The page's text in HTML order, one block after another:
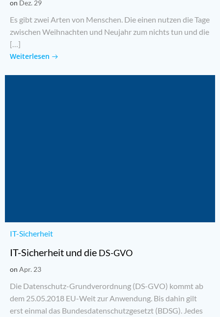
on Dez. 29
Es gibt zwei Arten von Men­schen. Die einen nut­zen die Tage
zwi­schen Weih­nach­ten und Neu­jahr zum nichts tun und die
[…]
Weiterlesen
IT-Sicherheit
IT-Sicherheit und die DS-GVO
on Apr. 23
Die Datenschutz-Grundverordnung (DS-GVO) kommt ab
dem 25.05.2018 EU-Weit zur Anwen­dung. Bis dahin gilt
erst ein­mal das Bun­des­da­ten­schutz­ge­setzt (BDSG). Jedes